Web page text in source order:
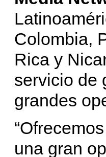
Colombia,
Rica y
servicio de
grandes
una gran